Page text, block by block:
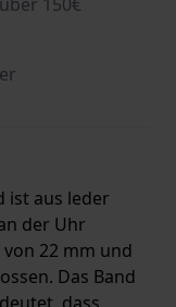
ist aus leder
der Uhr
22 mm und
Das Band